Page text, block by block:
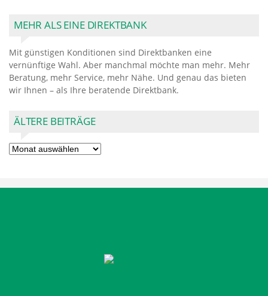
MEHR ALS EINE DIREKTBANK
Mit günstigen Konditionen sind Direktbanken eine
vernünftige Wahl. Aber manchmal möchte man mehr. Mehr
Beratung, mehr Service, mehr Nähe. Und genau das bieten
wir Ihnen – als Ihre beratende Direktbank.
ÄLTERE BEITRÄGE
Ältere